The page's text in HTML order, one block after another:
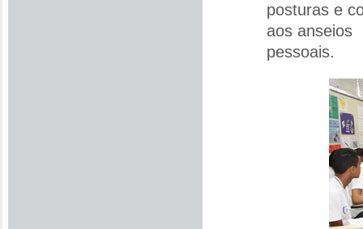
posturas e
aos anseios
pessoais.